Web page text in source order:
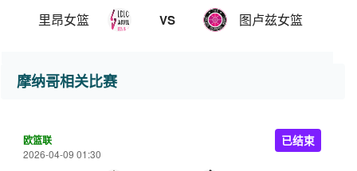
里昂女篮 VS 图卢兹女篮
摩纳哥相关比赛
欧篮联
2026-04-09 01:30
已结束